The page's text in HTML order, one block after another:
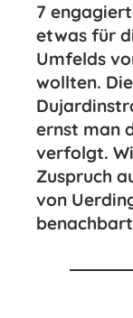
7
etwas für
Umfelds
wollten.
ernst man
verfolgt.
Zuspruch
von